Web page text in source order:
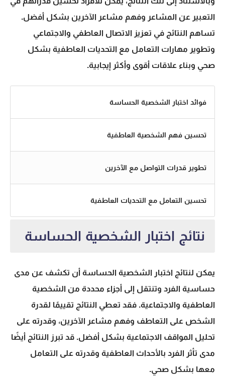
التعبير عن المشاعر وفهم مشاعر الآخرين بشكل أفضل.
تساهم النتائج في تعزيز الاتصال العاطفي والاجتماعي
وتطوير مهارات التعامل مع التحديات العاطفية بشكل
صحي وبناء علاقات أقوى وأكثر إيجابية.
فوائد اختبار الشخصية الحساسة
تحسين فهم الشخصية العاطفية
تطوير قدرات التواصل مع الآخرين
تحسين التعامل مع التحديات العاطفية
نتائج اختبار الشخصية الحساسة
يمكن لنتائج اختبار الشخصية الحساسة أن تكشف عن مدى
حساسية الفرد وتنتقل إلى أجزاء محددة من الشخصية
العاطفية والاجتماعية. فقد تعطي النتائج تقييمًا لقدرة
الشخص على التعاطف وفهم مشاعر الآخرين، وقدرته على
تحليل المواقف الاجتماعية بشكل أفضل. قد تبرز النتائج أيضًا
مدى تأثر الفرد بالأحداث العاطفية وقدرته على التعامل
معها بشكل صحي.